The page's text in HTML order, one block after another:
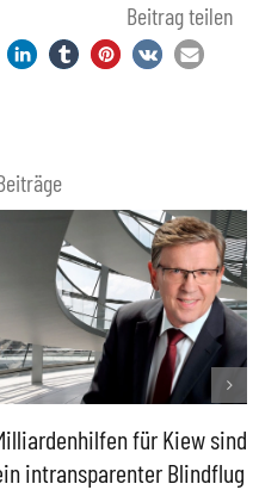
Beitrag teilen
für Kiew sind
intransparenter Blindflug